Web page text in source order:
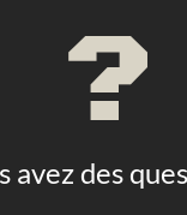
?
avez des